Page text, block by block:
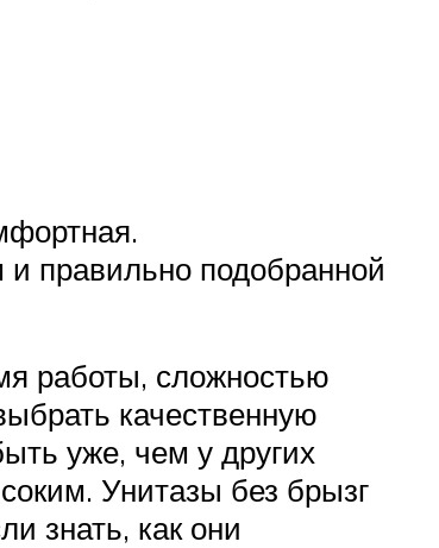
правильно подобранной
работы, сложностью
качественную
уже, чем у других
Унитазы без брызг
знать, как они